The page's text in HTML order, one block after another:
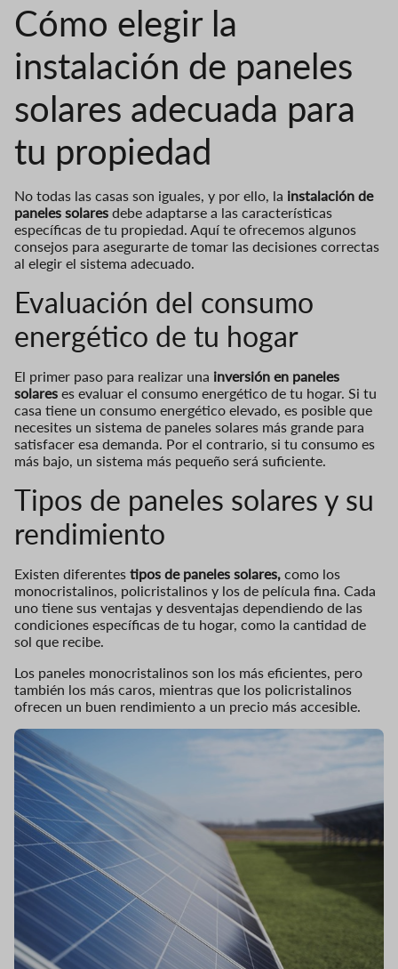
Cómo elegir la
instalación de paneles
solares adecuada para
tu propiedad
No todas las casas son iguales, y por ello, la instalación de
paneles solares debe adaptarse a las características
específicas de tu propiedad. Aquí te ofrecemos algunos
consejos para asegurarte de tomar las decisiones correctas
al elegir el sistema adecuado.
Evaluación del consumo
energético de tu hogar
El primer paso para realizar una inversión en paneles
solares es evaluar el consumo energético de tu hogar. Si tu
casa tiene un consumo energético elevado, es posible que
necesites un sistema de paneles solares más grande para
satisfacer esa demanda. Por el contrario, si tu consumo es
más bajo, un sistema más pequeño será suficiente.
Tipos de paneles solares y su
rendimiento
Existen diferentes tipos de paneles solares, como los
monocristalinos, policristalinos y los de película fina. Cada
uno tiene sus ventajas y desventajas dependiendo de las
condiciones específicas de tu hogar, como la cantidad de
sol que recibe.
Los paneles monocristalinos son los más eficientes, pero
también los más caros, mientras que los policristalinos
ofrecen un buen rendimiento a un precio más accesible.
Imagen